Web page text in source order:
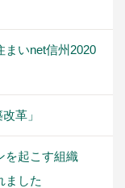
まいnet信州2020
革」
を起こす組織
ました